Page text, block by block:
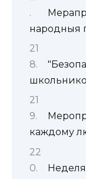
народныя
каждому
Неделя